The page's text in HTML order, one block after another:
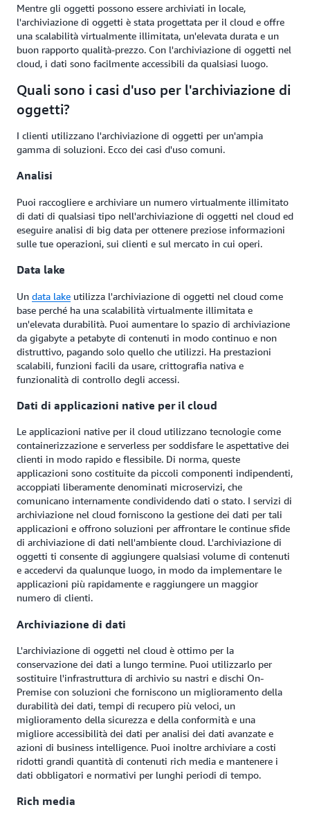
Mentre gli oggetti possono essere archiviati in locale,
l'archiviazione di oggetti è stata progettata per il cloud e offre
una scalabilità virtualmente illimitata, un'elevata durata e un
buon rapporto qualità-prezzo. Con l'archiviazione di oggetti nel
cloud, i dati sono facilmente accessibili da qualsiasi luogo.
Quali sono i casi d'uso per l'archiviazione di
oggetti?
I clienti utilizzano l'archiviazione di oggetti per un'ampia
gamma di soluzioni. Ecco dei casi d'uso comuni.
Analisi
Puoi raccogliere e archiviare un numero virtualmente illimitato
di dati di qualsiasi tipo nell'archiviazione di oggetti nel cloud ed
eseguire analisi di big data per ottenere preziose informazioni
sulle tue operazioni, sui clienti e sul mercato in cui operi.
Data lake
Un data lake utilizza l'archiviazione di oggetti nel cloud come
base perché ha una scalabilità virtualmente illimitata e
un'elevata durabilità. Puoi aumentare lo spazio di archiviazione
da gigabyte a petabyte di contenuti in modo continuo e non
distruttivo, pagando solo quello che utilizzi. Ha prestazioni
scalabili, funzioni facili da usare, crittografia nativa e
funzionalità di controllo degli accessi.
Dati di applicazioni native per il cloud
Le applicazioni native per il cloud utilizzano tecnologie come
containerizzazione e serverless per soddisfare le aspettative dei
clienti in modo rapido e flessibile. Di norma, queste
applicazioni sono costituite da piccoli componenti indipendenti,
accoppiati liberamente denominati microservizi, che
comunicano internamente condividendo dati o stato. I servizi di
archiviazione nel cloud forniscono la gestione dei dati per tali
applicazioni e offrono soluzioni per affrontare le continue sfide
di archiviazione di dati nell'ambiente cloud. L'archiviazione di
oggetti ti consente di aggiungere qualsiasi volume di contenuti
e accedervi da qualunque luogo, in modo da implementare le
applicazioni più rapidamente e raggiungere un maggior
numero di clienti.
Archiviazione di dati
L'archiviazione di oggetti nel cloud è ottimo per la
conservazione dei dati a lungo termine. Puoi utilizzarlo per
sostituire l'infrastruttura di archivio su nastri e dischi On-
Premise con soluzioni che forniscono un miglioramento della
durabilità dei dati, tempi di recupero più veloci, un
miglioramento della sicurezza e della conformità e una
migliore accessibilità dei dati per analisi dei dati avanzate e
azioni di business intelligence. Puoi inoltre archiviare a costi
ridotti grandi quantità di contenuti rich media e mantenere i
dati obbligatori e normativi per lunghi periodi di tempo.
Rich media